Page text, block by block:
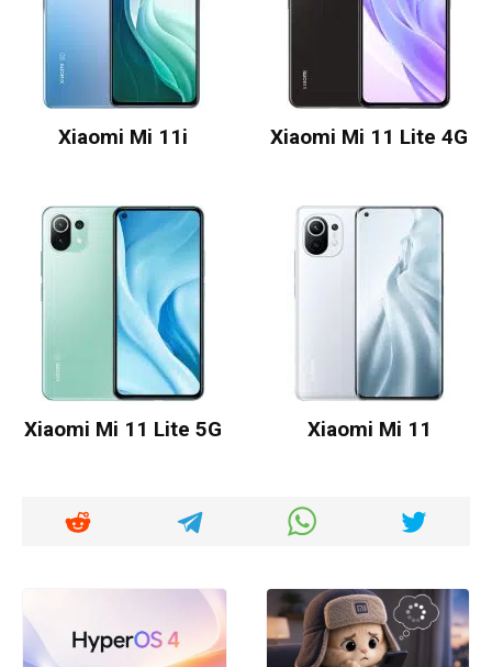
Xiaomi Mi 11i Xiaomi Mi 11 Lite 4G
Xiaomi Mi 11 Lite 5G Xiaomi Mi 11